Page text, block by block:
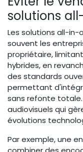
solutions
Les solutions all-
souvent les
propriétaire,
hybrides, en
des standards
permettant
sans refonte
audiovisuels qui
évolutions
Par exemple, une